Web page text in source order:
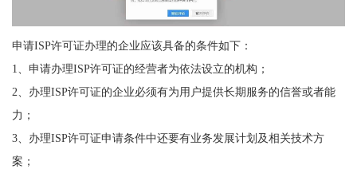
申请ISP许可证办理的企业应该具备的条件如下：
1、申请办理ISP许可证的经营者为依法设立的机构；
2、办理ISP许可证的企业必须有为用户提供长期服务的信誉或者能
力；
3、办理ISP许可证申请条件中还要有业务发展计划及相关技术方
案；